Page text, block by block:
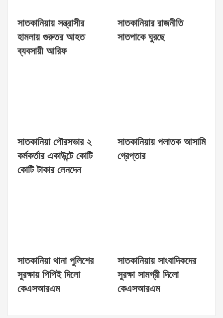
সাতকানিয়ায় সন্ত্রাসীর
হামলায় গুরুতর আহত
ব্যবসায়ী আরিফ
সাতকানিয়ার রাজনীতি
সাতপাকে ঘুরছে
সাতকানিয়া পৌরসভার ২
কর্মকর্তার একাউন্টে কোটি
কোটি টাকার লেনদেন
সাতকানিয়ায় পলাতক আসামি
গ্রেপ্তার
সাতকানিয়া থানা পুলিশের
সুরক্ষায় পিপিই দিলো
কেএসআরএম
সাতকানিয়ায় সাংবাদিকদের
সুরক্ষা সামগ্রী দিলো
কেএসআরএম